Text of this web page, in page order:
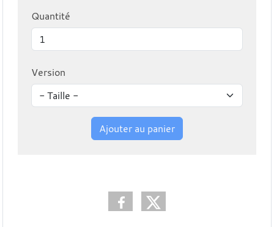
Quantité
Version
Ajouter au panier